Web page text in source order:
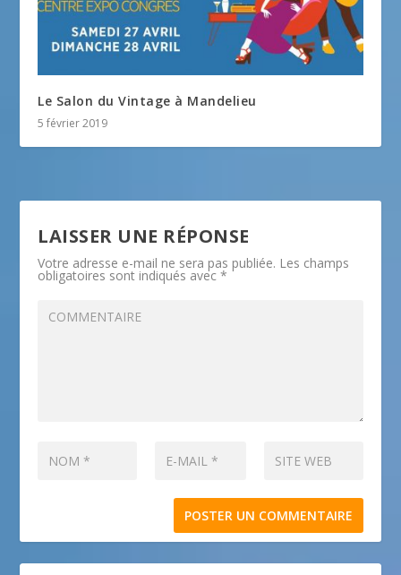
Le Salon du Vintage à Mandelieu
5 février 2019
LAISSER UNE RÉPONSE
Votre adresse e-mail ne sera pas publiée. Les champs
obligatoires sont indiqués avec*